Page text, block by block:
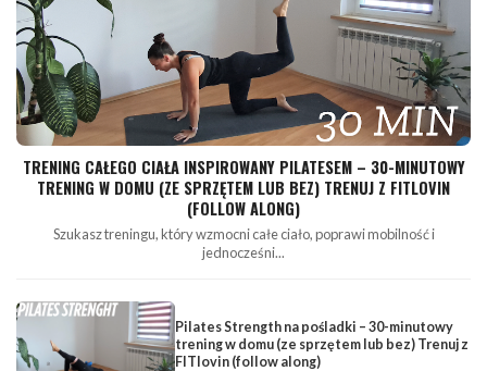
TRENING CAŁEGO CIAŁA INSPIROWANY PILATESEM – 30-MINUTOWY
TRENING W DOMU (ZE SPRZĘTEM LUB BEZ) TRENUJ Z FITLOVIN
(FOLLOW ALONG)
Szukasz treningu, który wzmocni całe ciało, poprawi mobilność i
jednocześni...
Pilates Strength na pośladki – 30-minutowy
trening w domu (ze sprzętem lub bez) Trenuj z
FITlovin (follow along)